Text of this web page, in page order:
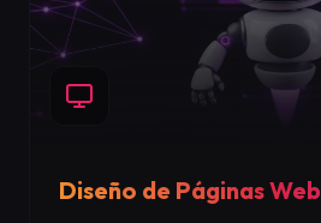
Diseño de Páginas Web